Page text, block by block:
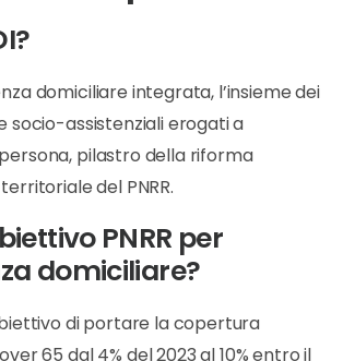
domiciliare integrata, l’insieme dei
socio-assistenziali erogati a
pilastro della riforma
del PNRR.
PNRR per
domiciliare?
di portare la copertura
65 dal 4% del 2023 al 10% entro il